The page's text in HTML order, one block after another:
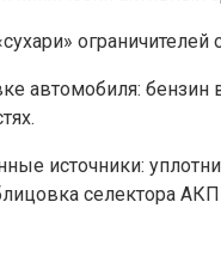
автомобиля:
источники:
селектора